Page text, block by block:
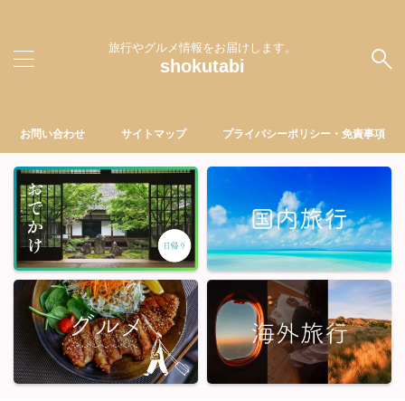
旅行やグルメ情報をお届けします。
shokutabi
お問い合わせ サイトマップ プライバシーポリシー・免責事項